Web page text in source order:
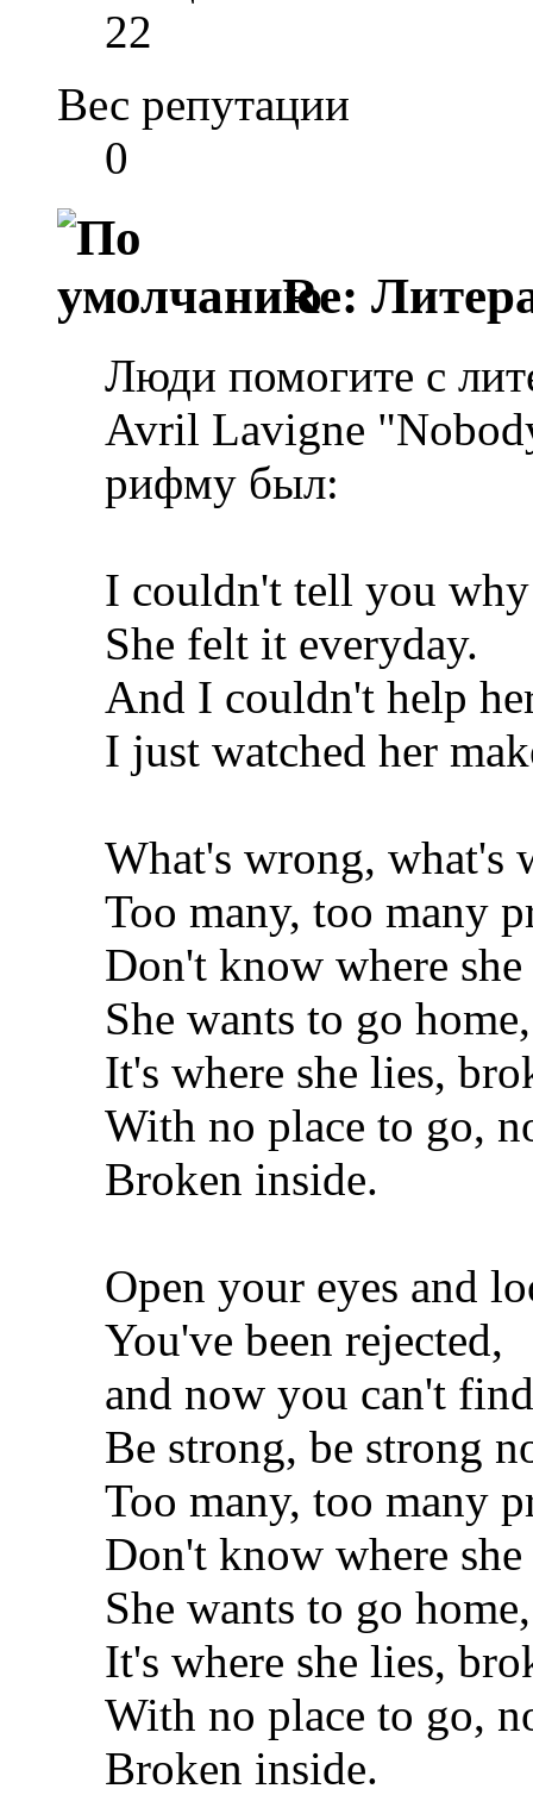
22
Вес репутации
0
Re:
Люди помогите с
Avril Lavigne
рифму был:
I couldn't tell you
She felt it everyday.
And I couldn't help
I just watched her
What's wrong, what's
Too many, too many
Don't know where
She wants to go
It's where she lies,
With no place to go,
Broken inside.
Open your eyes and
You've been rejected,
and now you can't
Be strong, be strong
Too many, too many
Don't know where
She wants to go
It's where she lies,
With no place to go,
Broken inside.